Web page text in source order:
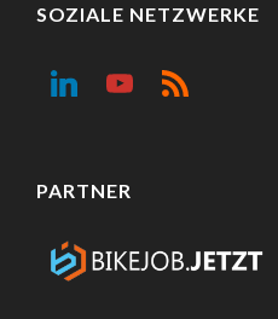
SOZIALE NETZWERKE
PARTNER